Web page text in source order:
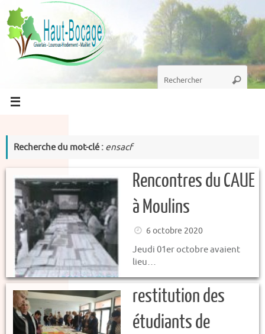
Passer
au
contenu
Recherche
pour
Recherche du mot-clé : ensacf
Rencontres du CAUE
à Moulins
6 octobre 2020
Jeudi 01er octobre avaient
lieu…
restitution des
étudiants de